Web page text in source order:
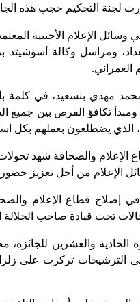
لجنة التحكيم حجب هذه
الإعلام الأجنبية
ومراسل وكالة
العمراني.
تكافؤ الفرص بين جميع
الذي يضطلعون بعملهم بكل
الإعلام والصحافة شهد
الإعلام من أجل تعزيز
إصلاح قطاع الإعلام
تحت قيادة صاحب
والعشرين للجائزة،
الترشيحات تركزت على